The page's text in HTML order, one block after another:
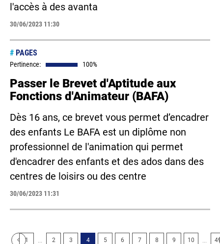
l'accès à des avanta
30/06/2023 11:30
# PAGES
Pertinence: 100%
Passer le Brevet d'Aptitude aux
Fonctions d'Animateur (BAFA)
Dès 16 ans, ce brevet vous permet d’encadrer
des enfants Le BAFA est un diplôme non
professionnel de l'animation qui permet
d'encadrer des enfants et des ados dans des
centres de loisirs ou des centre
30/06/2023 11:31
1 2 3 4 5 6 7 8 9 10